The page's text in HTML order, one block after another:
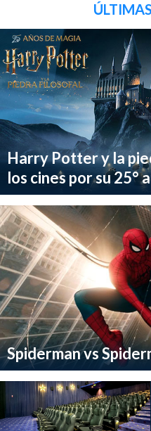
Harry Potter y la
los cines por su 25°
Spiderman vs